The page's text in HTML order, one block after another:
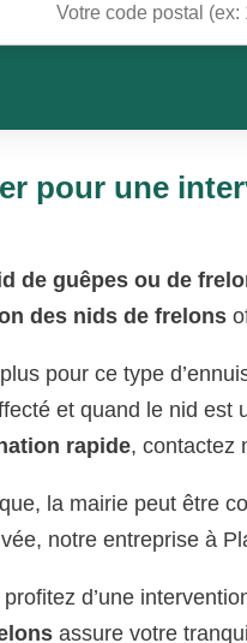
pour une
de guêpes ou de
des nids de frelons
pour ce type
et quand le nid
rapide, contactez
la mairie peut être
notre entreprise à
d’une
assure votre